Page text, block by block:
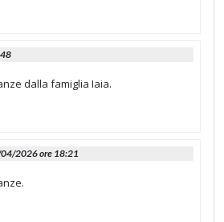
dalla famiglia Iaia.
2026 ore 18:21